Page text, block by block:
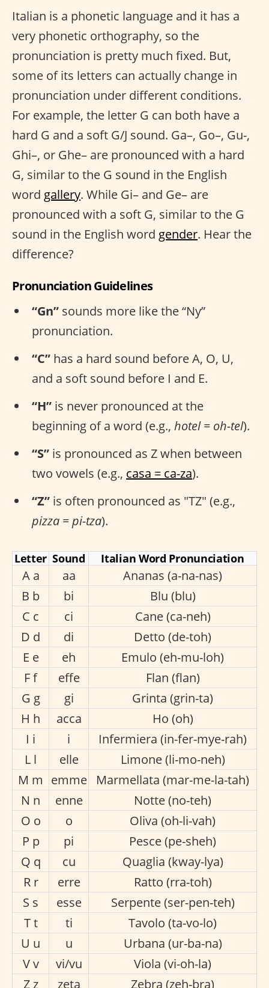
Italian is a phonetic language and it has a
very phonetic orthography, so the
pronunciation is pretty much fixed. But,
some of its letters can actually change in
pronunciation under different conditions.
For example, the letter G can both have a
hard G and a soft G/J sound. Ga–, Go–, Gu-,
Ghi–, or Ghe– are pronounced with a hard
G, similar to the G sound in the English
word gallery. While Gi– and Ge– are
pronounced with a soft G, similar to the G
sound in the English word gender. Hear the
difference?
Pronunciation Guidelines
“Gn” sounds more like the “Ny”
pronunciation.
“C” has a hard sound before A, O, U,
and a soft sound before I and E.
“H” is never pronounced at the
beginning of a word (e.g., hotel = oh-tel).
“S” is pronounced as Z when between
two vowels (e.g., casa = ca-za).
“Z” is often pronounced as "TZ" (e.g.,
pizza = pi-tza).
Letter Sound Italian Word Pronunciation
A a aa
Ananas (a-na-nas)
B b
bi
Blu (blu)
C c
ci
Cane (ca-neh)
D d
di
Detto (de-toh)
E e
eh
Emulo (eh-mu-loh)
F f
effe
Flan (flan)
G g
gi
Grinta (grin-ta)
H h
acca
Ho (oh)
I i
i
Infermiera (in-fer-mye-rah)
L l
elle
Limone (li-mo-neh)
M m emme
Marmellata (mar-me-la-tah)
N n
enne
Notte (no-teh)
O o
o
Oliva (oh-li-vah)
P p
pi
Pesce (pe-sheh)
Q q
cu
Quaglia (kway-lya)
R r
erre
Ratto (rra-toh)
S s
esse
Serpente (ser-pen-teh)
T t
ti
Tavolo (ta-vo-lo)
U u
u
Urbana (ur-ba-na)
V v
vi/vu
Viola (vi-oh-la)
Z z
zeta Zebra (zeh-bra)